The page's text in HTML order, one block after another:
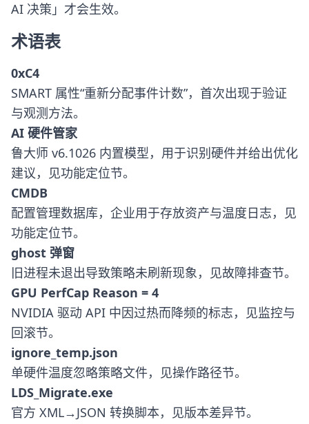
AI 决策」才会生效。
术语表
0xC4
SMART 属性“重新分配事件计数”，首次出现于验证
与观测方法。
AI 硬件管家
鲁大师 v6.1026 内置模型，用于识别硬件并给出优化
建议，见功能定位节。
CMDB
配置管理数据库，企业用于存放资产与温度日志，见
功能定位节。
ghost 弹窗
旧进程未退出导致策略未刷新现象，见故障排查节。
GPU PerfCap Reason = 4
NVIDIA 驱动 API 中因过热而降频的标志，见监控与
回滚节。
ignore_temp.json
单硬件温度忽略策略文件，见操作路径节。
LDS_Migrate.exe
官方 XML→JSON 转换脚本，见版本差异节。